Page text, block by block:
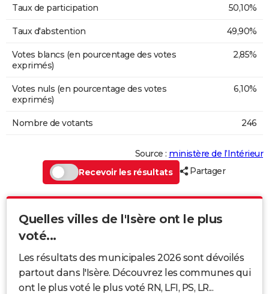
Taux de participation 50,10%
Taux d'abstention 49,90%
Votes blancs (en pourcentage des votes
exprimés)
2,85%
Votes nuls (en pourcentage des votes
exprimés)
6,10%
Nombre de votants 246
Source : ministère de l’Intérieur
Recevoir les résultats
Partager
Quelles villes de l'Isère ont le plus
voté...
Les résultats des municipales 2026 sont dévoilés
partout dans l'Isère. Découvrez les communes qui
ont le plus voté le plus voté RN, LFI, PS, LR...